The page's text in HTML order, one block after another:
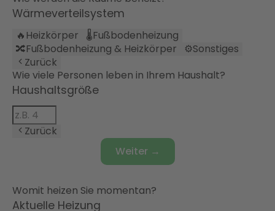
Wärmeverteilsystem
🔥 Heizkörper 🌡️Fußbodenheizung
🔀Fußbodenheizung & Heizkörper ⚙️Sonstiges
Zurück
Wie viele Personen leben in Ihrem Haushalt?
Haushaltsgröße
Zurück
Weiter →
Womit heizen Sie momentan?
Aktuelle Heizung